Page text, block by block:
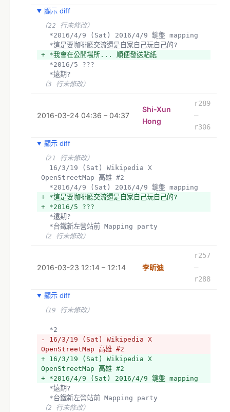
顯示 diff
（22 行未修改）
  *2016/4/9 (Sat) 2016/4/9 鍵盤 mapping
  *這是要咖啡廳交流還是自家自己玩自己的?
+ *我會在公開場所... 順便發送貼紙
  *2016/5 ???
  *遠期?
（3 行未修改）
2016-03-24 04:36 – 04:37
Shi-Xun
Hong
r289
–
r306
顯示 diff
（21 行未修改）
OpenStreetMap 高雄 #2
  *2016/4/9 (Sat) 2016/4/9 鍵盤 mapping
+ *這是要咖啡廳交流還是自家自己玩自己的?
+ *2016/5 ???
  *遠期?
  *台鐵新左營站前 Mapping party
（2 行未修改）
2016-03-23 12:14 – 12:14 李昕迪
r257
–
r288
顯示 diff
（19 行未修改）
  *2
- 16/3/19 (Sat) Wikipedia X
OpenStreetMap 高雄 #2
+ 16/3/19 (Sat) Wikipedia X
OpenStreetMap 高雄 #2
+ *2016/4/9 (Sat) 2016/4/9 鍵盤 mapping
  *遠期?
  *台鐵新左營站前 Mapping party
（2 行未修改）